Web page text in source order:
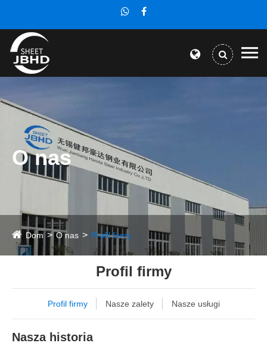
O nas
Dom O nas Profil firmy
Profil firmy
Profil firmy Nasze zalety Nasze usługi
Nasza historia